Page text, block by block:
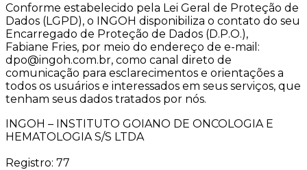
Conforme estabelecido pela Lei Geral de Proteção de
Dados (LGPD), o INGOH disponibiliza o contato do seu
Encarregado de Proteção de Dados (D.P.O.),
Fabiane Fries, por meio do endereço de e-mail:
dpo@ingoh.com.br, como canal direto de
comunicação para esclarecimentos e orientações a
todos os usuários e interessados em seus serviços, que
tenham seus dados tratados por nós.
INGOH – INSTITUTO GOIANO DE ONCOLOGIA E
HEMATOLOGIA S/S LTDA
Registro: 77